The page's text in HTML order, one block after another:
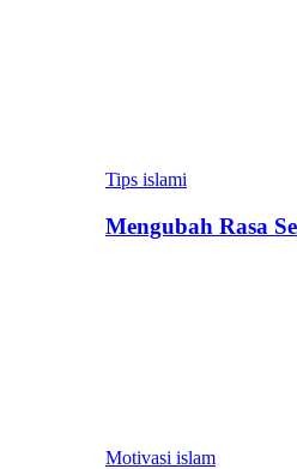
Tips islami
Mengubah Rasa
Motivasi islam